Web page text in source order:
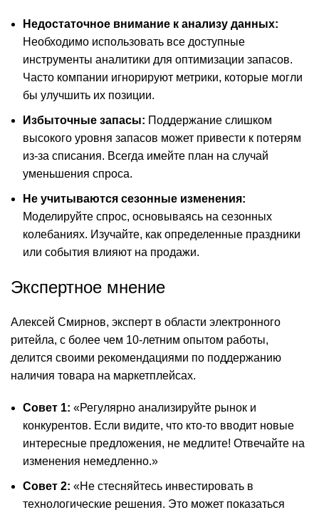
Недостаточное внимание к анализу данных:
Необходимо использовать все доступные
инструменты аналитики для оптимизации запасов.
Часто компании игнорируют метрики, которые могли
бы улучшить их позиции.
Избыточные запасы: Поддержание слишком
высокого уровня запасов может привести к потерям
из-за списания. Всегда имейте план на случай
уменьшения спроса.
Не учитываются сезонные изменения:
Моделируйте спрос, основываясь на сезонных
колебаниях. Изучайте, как определенные праздники
или события влияют на продажи.
Экспертное мнение
Алексей Смирнов, эксперт в области электронного
ритейла, с более чем 10-летним опытом работы,
делится своими рекомендациями по поддержанию
наличия товара на маркетплейсах.
Совет 1: «Регулярно анализируйте рынок и
конкурентов. Если видите, что кто-то вводит новые
интересные предложения, не медлите! Отвечайте на
изменения немедленно.»
Совет 2: «Не стесняйтесь инвестировать в
технологические решения. Это может показаться